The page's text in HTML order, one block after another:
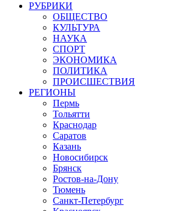
РУБРИКИ
ОБЩЕСТВО
КУЛЬТУРА
НАУКА
СПОРТ
ЭКОНОМИКА
ПОЛИТИКА
ПРОИСШЕСТВИЯ
РЕГИОНЫ
Пермь
Тольятти
Краснодар
Саратов
Казань
Новосибирск
Брянск
Ростов-на-Дону
Тюмень
Санкт-Петербург